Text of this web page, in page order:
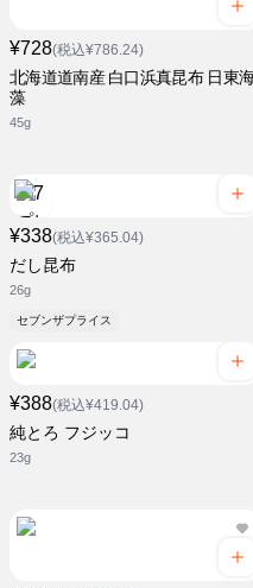
¥728(税込¥786.24)
北海道道南産 白口浜真昆布 日東
藻
45g
¥338(税込¥365.04)
だし昆布
26g
セブンザプライス
¥388(税込¥419.04)
純とろ フジッコ
23g